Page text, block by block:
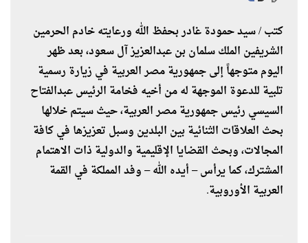
كتب / سيد حمودة غادر بحفظ الله ورعايته خادم الحرمين
الشريفين الملك سلمان بن عبدالعزيز آل سعود، بعد ظهر
اليوم متوجهاً إلى جمهورية مصر العربية في زيارة رسمية
تلبية للدعوة الموجهة له من أخيه فخامة الرئيس عبدالفتاح
السيسي رئيس جمهورية مصر العربية، حيث سيتم خلالها
بحث العلاقات الثنائية بين البلدين وسبل تعزيزها في كافة
المجالات، وبحث القضايا الإقليمية والدولية ذات الاهتمام
المشترك، كما يرأس – أيده الله – وفد المملكة في القمة
العربية الأوروبية.